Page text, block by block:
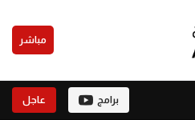
مباشر
برامج عاجل